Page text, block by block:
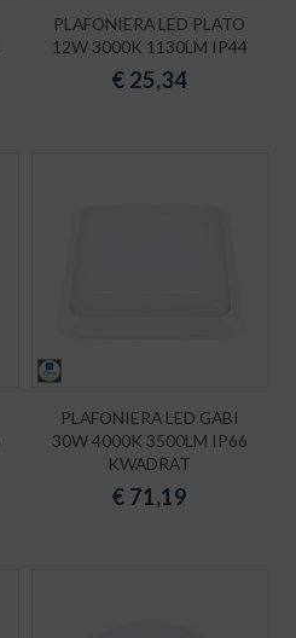
PLAFONIERA LED PLATO
12W 3000K 1130LM IP44
€ 25,34
PLAFONIERA LED GABI
30W 4000K 3500LM IP66
KWADRAT
€ 71,19